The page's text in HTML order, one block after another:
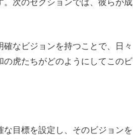
次のセクションでは、彼らが成
なビジョンを持つことで、日々
虎たちがどのようにしてこのビ
な目標を設定し、そのビジョンを